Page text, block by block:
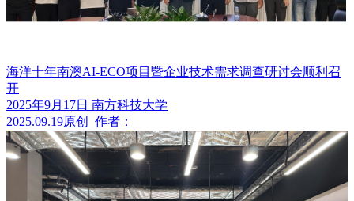
海洋十年南澳AI-ECO项目暨企业技术需求调查研讨会顺利召
开
2025年9月17日 南方科技大学
2025.09.19原创 作者：